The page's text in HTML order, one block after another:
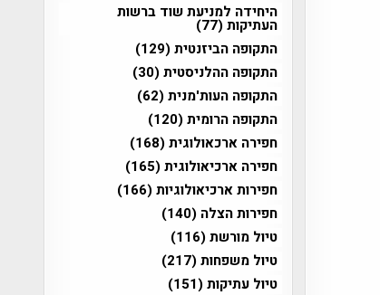
היחידה למניעת שוד ברשות
העתיקות(77)
התקופה הביזנטית(129)
התקופה ההלניסטית(30)
התקופה העות'מנית(62)
התקופה הרומית(120)
חפירה ארכאולוגית(168)
חפירה ארכיאולוגית(165)
חפירות ארכיאולוגיות(166)
חפירות הצלה (140)
טיול מורשת(116)
טיול משפחות(217)
טיול עתיקות(151)